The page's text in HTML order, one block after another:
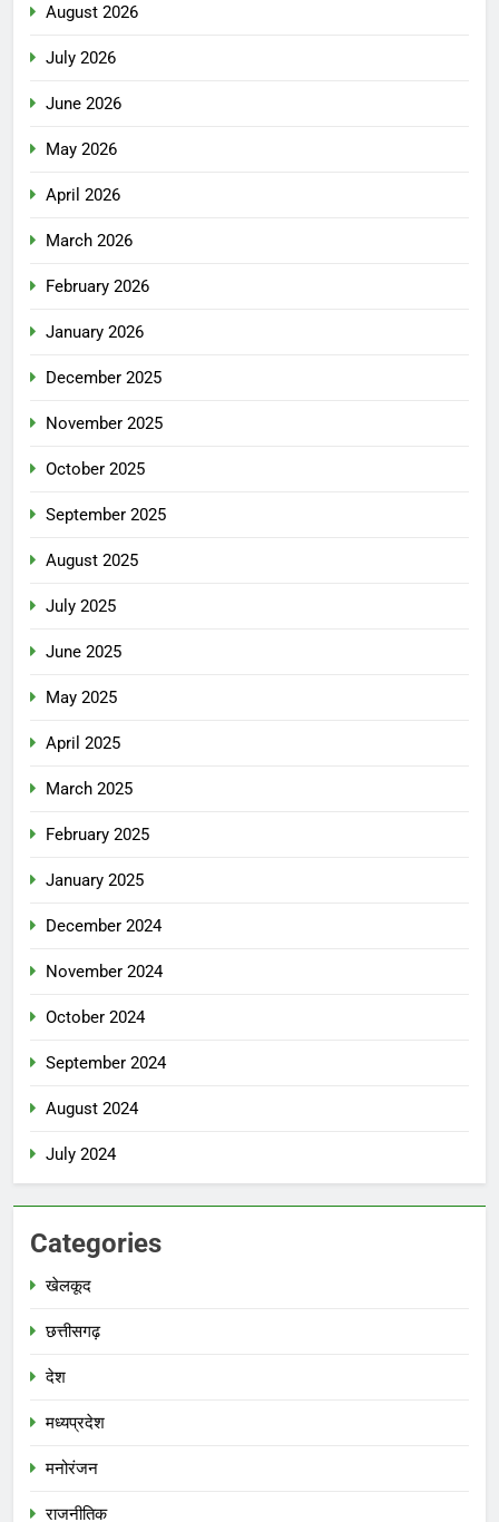
August 2026
July 2026
June 2026
May 2026
April 2026
March 2026
February 2026
January 2026
December 2025
November 2025
October 2025
September 2025
August 2025
July 2025
June 2025
May 2025
April 2025
March 2025
February 2025
January 2025
December 2024
November 2024
October 2024
September 2024
August 2024
July 2024
Categories
खेलकूद
छत्तीसगढ़
देश
मध्‍यप्रदेश
मनोरंजन
राजनीतिक